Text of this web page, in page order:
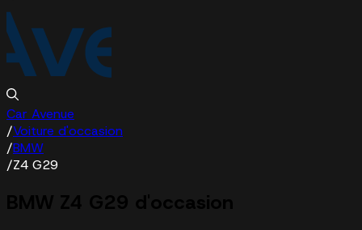
Car Avenue
/Voiture d'occasion
/BMW
/Z4 G29